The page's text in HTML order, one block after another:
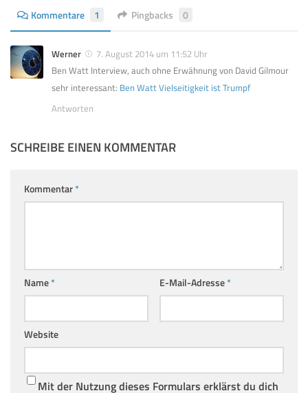
Kommentare 1 Pingbacks 0
Werner
7. August 2014 um 11:52 Uhr
Ben Watt Interview, auch ohne Erwähnung von David Gilmour
sehr interessant: Ben Watt Vielseitigkeit ist Trumpf
Antworten
SCHREIBE EINEN KOMMENTAR
Kommentar*
Name* E-Mail-Adresse*
Website
Mit der Nutzung dieses Formulars erklärst du dich